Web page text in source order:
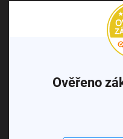
Ověřeno